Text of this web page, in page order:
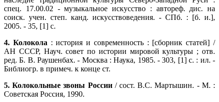
спец. 17.00.02 - музыкальное искусство : автореф. дис. на
соиск. учен. степ. канд. искусствоведения. - СПб. : [б. и.],
2005. - 35, [1] с.
4. Колокола : история и современность : [сборник статей] /
АН СССР, Науч. совет по истории мировой культуры ; отв.
ред. Б. В. Раушенбах. - Москва : Наука, 1985. - 303, [1] с. : ил. -
Библиогр. в примеч. к конце ст.
5. Колокольные звоны России/ сост. В.С. Мартышин. - М. :
Советская Россия, 1990.